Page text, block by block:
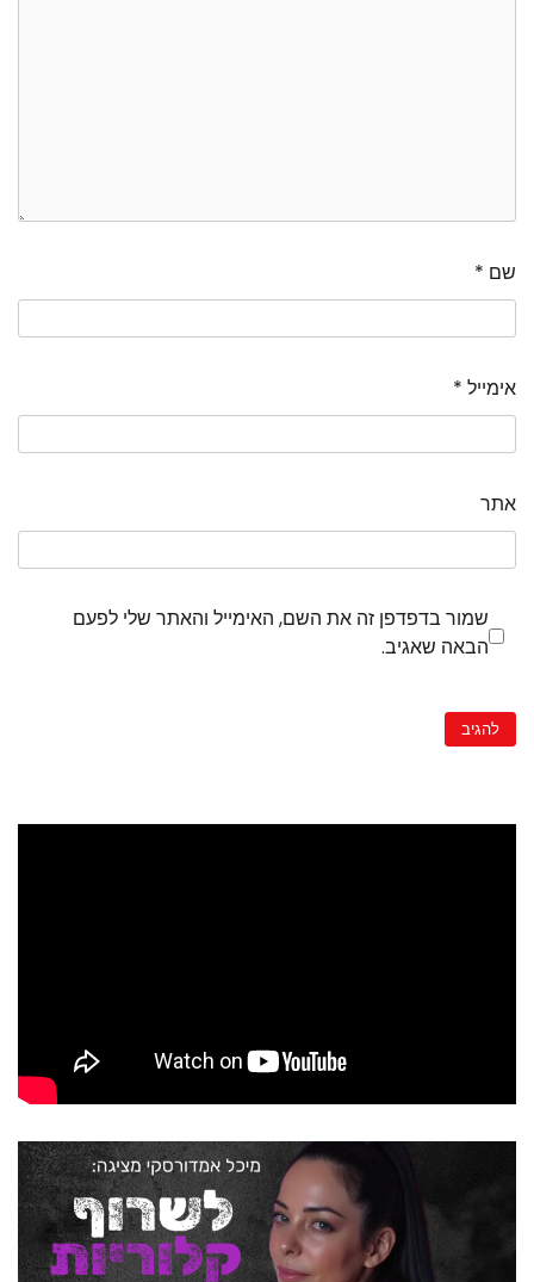
שם *
אימייל *
אתר
שמור בדפדפן זה את השם, האימייל והאתר שלי לפעם
הבאה שאגיב.